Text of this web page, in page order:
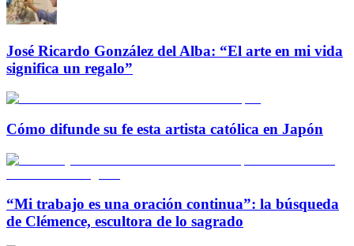
José Ricardo González del Alba: “El arte en mi vida
significa un regalo”
Cómo difunde su fe esta artista católica en Japón
“Mi trabajo es una oración continua”: la búsqueda
de Clémence, escultora de lo sagrado